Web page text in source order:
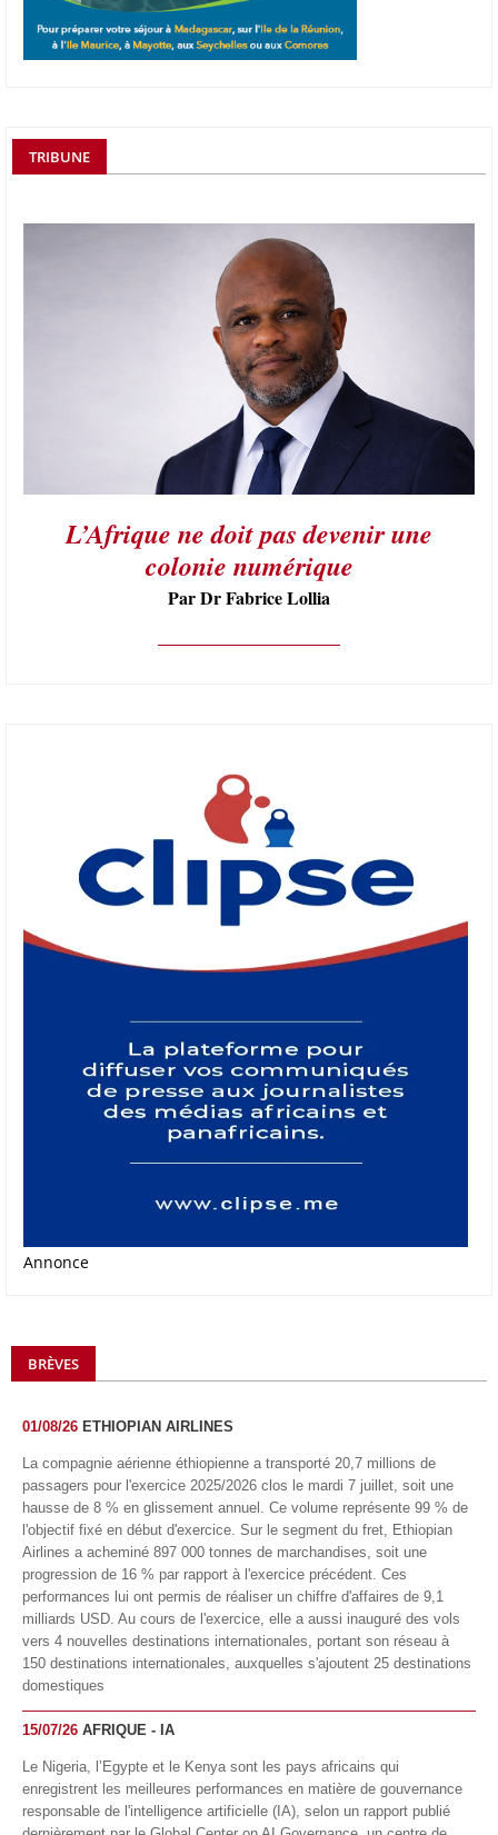
TRIBUNE
L’Afrique ne doit pas devenir une
colonie numérique
Par Dr Fabrice Lollia
Annonce
BRÈVES
01/08/26 ETHIOPIAN AIRLINES
La compagnie aérienne éthiopienne a transporté 20,7 millions de
passagers pour l'exercice 2025/2026 clos le mardi 7 juillet, soit une
hausse de 8 % en glissement annuel. Ce volume représente 99 % de
l'objectif fixé en début d'exercice. Sur le segment du fret, Ethiopian
Airlines a acheminé 897 000 tonnes de marchandises, soit une
progression de 16 % par rapport à l'exercice précédent. Ces
performances lui ont permis de réaliser un chiffre d'affaires de 9,1
milliards USD. Au cours de l'exercice, elle a aussi inauguré des vols
vers 4 nouvelles destinations internationales, portant son réseau à
150 destinations internationales, auxquelles s'ajoutent 25 destinations
domestiques
15/07/26 AFRIQUE - IA
Le Nigeria, l’Egypte et le Kenya sont les pays africains qui
enregistrent les meilleures performances en matière de gouvernance
responsable de l'intelligence artificielle (IA), selon un rapport publié